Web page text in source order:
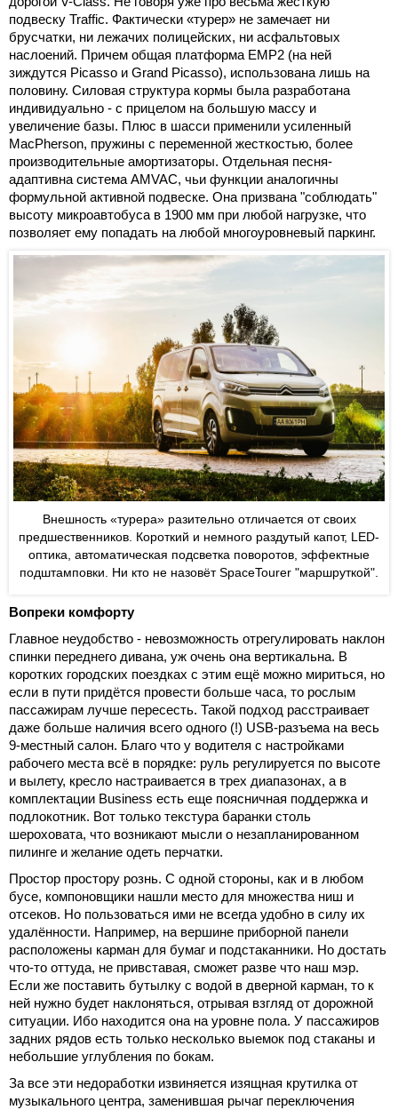
подвеску Traffic. Фактически «турер» не замечает ни
брусчатки, ни лежачих полицейских, ни асфальтовых
наслоений. Причем общая платформа EMP2 (на ней
зиждутся Picasso и Grand Picasso), использована лишь на
половину. Силовая структура кормы была разработана
индивидуально - с прицелом на большую массу и
увеличение базы. Плюс в шасси применили усиленный
MacPherson, пружины с переменной жесткостью, более
производительные амортизаторы. Отдельная песня-
адаптивна система AMVAC, чьи функции аналогичны
формульной активной подвеске. Она призвана "соблюдать"
высоту микроавтобуса в 1900 мм при любой нагрузке, что
позволяет ему попадать на любой многоуровневый паркинг.
Внешность «турера» разительно отличается от своих
предшественников. Короткий и немного раздутый капот, LED-
оптика, автоматическая подсветка поворотов, эффектные
подштамповки. Ни кто не назовёт SpaceTourer "маршруткой".
Вопреки комфорту
Главное неудобство - невозможность отрегулировать наклон
спинки переднего дивана, уж очень она вертикальна. В
коротких городских поездках с этим ещё можно мириться, но
если в пути придётся провести больше часа, то рослым
пассажирам лучше пересесть. Такой подход расстраивает
даже больше наличия всего одного (!) USB-разъема на весь
9-местный салон. Благо что у водителя с настройками
рабочего места всё в порядке: руль регулируется по высоте
и вылету, кресло настраивается в трех диапазонах, а в
комплектации Business есть еще поясничная поддержка и
подлокотник. Вот только текстура баранки столь
шероховата, что возникают мысли о незапланированном
пилинге и желание одеть перчатки.
Простор простору рознь. С одной стороны, как и в любом
бусе, компоновщики нашли место для множества ниш и
отсеков. Но пользоваться ими не всегда удобно в силу их
удалённости. Например, на вершине приборной панели
расположены карман для бумаг и подстаканники. Но достать
что-то оттуда, не привставая, сможет разве что наш мэр.
Если же поставить бутылку с водой в дверной карман, то к
ней нужно будет наклоняться, отрывая взгляд от дорожной
ситуации. Ибо находится она на уровне пола. У пассажиров
задних рядов есть только несколько выемок под стаканы и
небольшие углубления по бокам.
За все эти недоработки извиняется изящная крутилка от
музыкального центра, заменившая рычаг переключения